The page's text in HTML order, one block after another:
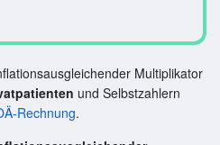
Multiplikator
und Selbstzahlern
Rechnung.